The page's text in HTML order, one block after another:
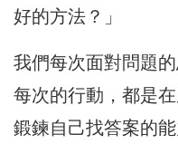
好的方法？」
我們每次面對問題
每次的行動，都是
鍛鍊自己找答案的能